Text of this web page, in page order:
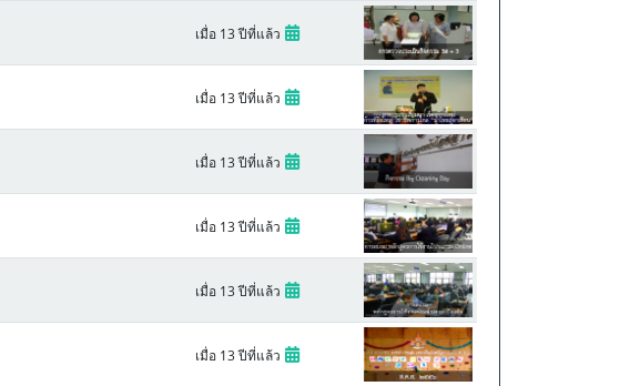
เมื่อ 13 ปีที่แล้ว
เมื่อ 13 ปีที่แล้ว
เมื่อ 13 ปีที่แล้ว
เมื่อ 13 ปีที่แล้ว
เมื่อ 13 ปีที่แล้ว
เมื่อ 13 ปีที่แล้ว